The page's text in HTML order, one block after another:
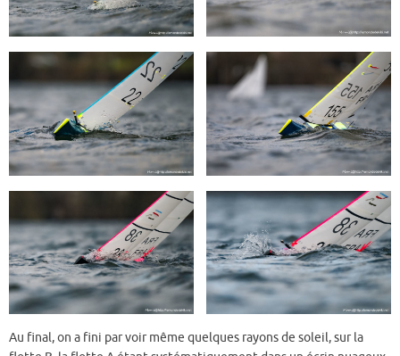
Au final, on a fini par voir même quelques rayons de soleil, sur la